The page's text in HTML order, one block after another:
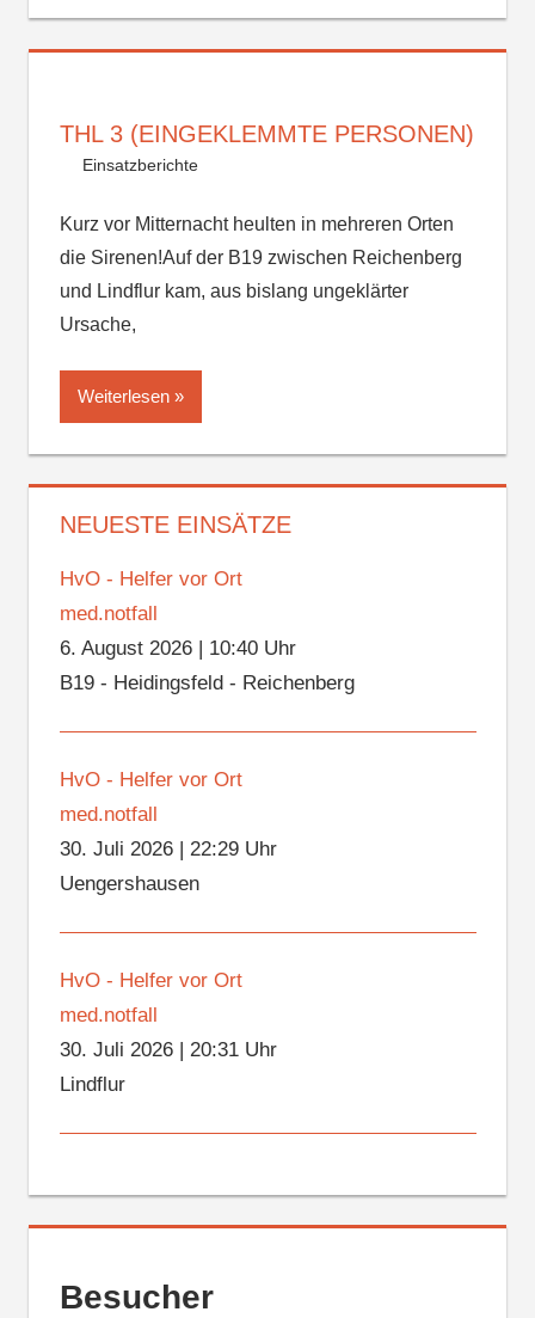
THL 3 (EINGEKLEMMTE PERSONEN)
Einsatzberichte
Kurz vor Mitternacht heulten in mehreren Orten
die Sirenen!Auf der B19 zwischen Reichenberg
und Lindflur kam, aus bislang ungeklärter
Ursache,
Weiterlesen
NEUESTE EINSÄTZE
HvO - Helfer vor Ort
med.notfall
6. August 2026| 10:40 Uhr
B19 - Heidingsfeld - Reichenberg
HvO - Helfer vor Ort
med.notfall
30. Juli 2026| 22:29 Uhr
Uengershausen
HvO - Helfer vor Ort
med.notfall
30. Juli 2026| 20:31 Uhr
Lindflur
Besucher